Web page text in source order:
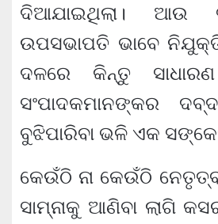
ଦିଆଯାଇଥିଲା। ଆଉ
ଉପସଭାପତି ଭାବେ
ଦଳରେ କିନ୍ତୁ
ସଂପାଦକମାନଙ୍କର
ବୁଝିପାରିବା ଭଳି ଏକ
କେଉଁଠି ନା କେଉଁଠି
ସାମ୍ନାକୁ ଆଣିବା ଲାଗି